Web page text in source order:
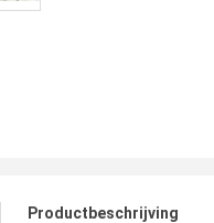
Productbeschrijving